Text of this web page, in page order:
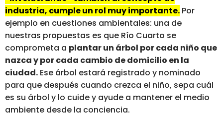
industria, cumple un rol muy importante. Por
ejemplo en cuestiones ambientales: una de
nuestras propuestas es que Río Cuarto se
comprometa a plantar un árbol por cada niño que
nazca y por cada cambio de domicilio en la
ciudad. Ese árbol estará registrado y nominado
para que después cuando crezca el niño, sepa cuál
es su árbol y lo cuide y ayude a mantener el medio
ambiente desde la conciencia.